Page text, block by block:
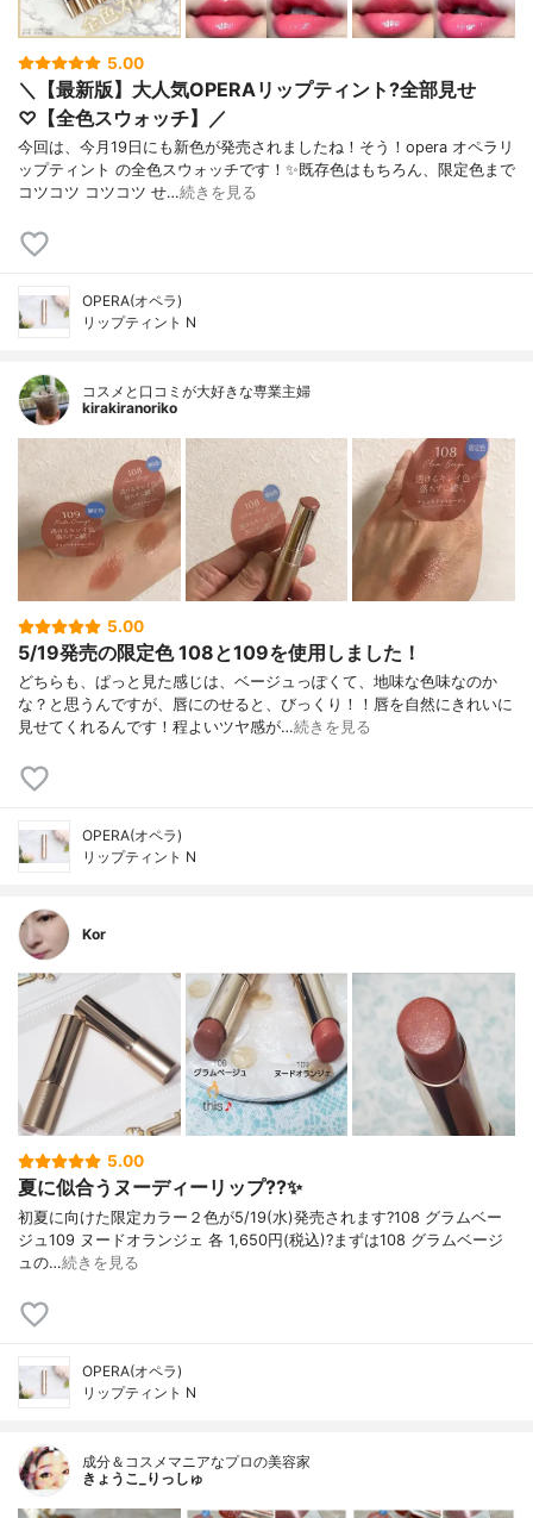
5.00
＼【最新版】大人気OPERAリップティント?全部見せ
♡【全色スウォッチ】／
今回は、今月19日にも新色が発売されましたね！そう！opera オペラリ
ップティント の全色スウォッチです！✨既存色はもちろん、限定色まで
コツコツ コツコツ せ…続きを見る
OPERA(オペラ)
リップティント N
コスメと口コミが大好きな専業主婦
kirakiranoriko
5.00
5/19発売の限定色 108と109を使用しました！
どちらも、ぱっと見た感じは、ベージュっぽくて、地味な色味なのか
な？と思うんですが、唇にのせると、びっくり！！唇を自然にきれいに
見せてくれるんです！程よいツヤ感が…続きを見る
OPERA(オペラ)
リップティント N
Kor
5.00
夏に似合うヌーディーリップ??✨
初夏に向けた限定カラー２色が5/19(水)発売されます?108 グラムベー
ジュ109 ヌードオランジェ 各 1,650円(税込)?まずは108 グラムベージ
ュの…続きを見る
OPERA(オペラ)
リップティント N
成分＆コスメマニアなプロの美容家
きょうこ_りっしゅ